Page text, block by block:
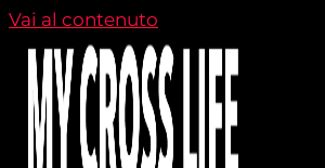
Vai al contenuto